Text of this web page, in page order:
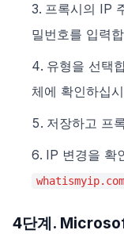
프록시의 IP
밀번호를 입력
유형을 선택
체에 확인하십
저장하고 프
IP 변경을 확
whatismyip.com
4단계.